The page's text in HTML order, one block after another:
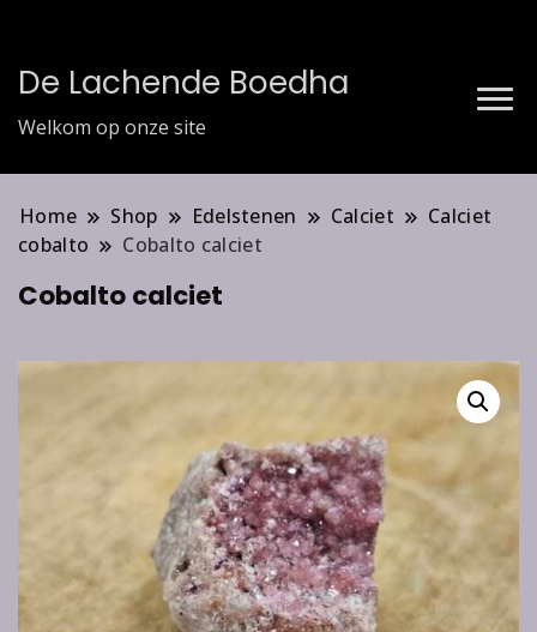
De Lachende Boedha
Welkom op onze site
Home Shop Edelstenen Calciet
Calciet
cobalto
Cobalto calciet
Cobalto calciet